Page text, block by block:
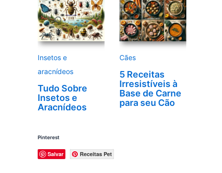
Insetos e
aracnídeos
Tudo Sobre
Insetos e
Aracnídeos
Cães
5 Receitas
Irresistíveis à
Base de Carne
para seu Cão
Pinterest
Salvar Receitas Pet